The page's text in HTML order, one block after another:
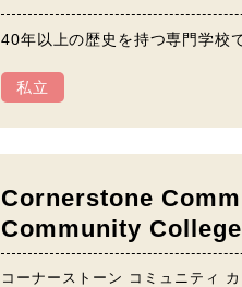
40年以上の歴史を持つ専門学校
私立
Cornerstone
Community College
コーナーストーン コミュニティ カ